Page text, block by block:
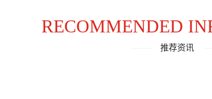
RECOMMENDED
推荐资讯